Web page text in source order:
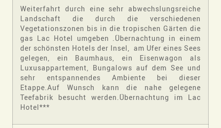
Weiterfahrt durch eine sehr abwechslungsreiche
Landschaft die durch die verschiedenen
Vegetationszonen bis in die tropischen Gärten die
gas Lac Hotel umgeben .Übernachtung in einem
der schönsten Hotels der Insel, am Ufer eines Sees
gelegen, ein Baumhaus, ein Eisenwagon als
Luxusappartement, Bungalows auf dem See und
sehr entspannendes Ambiente bei dieser
Etappe.Auf Wunsch kann die nahe gelegene
Teefabrik besucht werden.Übernachtung im Lac
Hotel***